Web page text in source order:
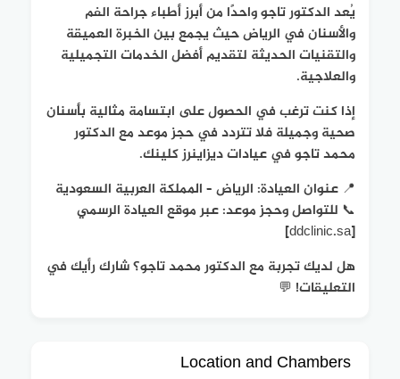
يُعد الدكتور تاجو واحدًا من أبرز أطباء جراحة الفم
والأسنان في الرياض حيث يجمع بين الخبرة العميقة
والتقنيات الحديثة لتقديم أفضل الخدمات التجميلية
والعلاجية.
إذا كنت ترغب في الحصول على ابتسامة مثالية بأسنان
صحية وجميلة فلا تتردد في حجز موعد مع الدكتور
محمد تاجو في عيادات ديزاينرز كلينك.
📍 عنوان العيادة: الرياض – المملكة العربية السعودية
📞 للتواصل وحجز موعد: عبر موقع العيادة الرسمي
[ddclinic.sa]
هل لديك تجربة مع الدكتور محمد تاجو؟ شارك رأيك في
التعليقات! 💬
Location and Chambers